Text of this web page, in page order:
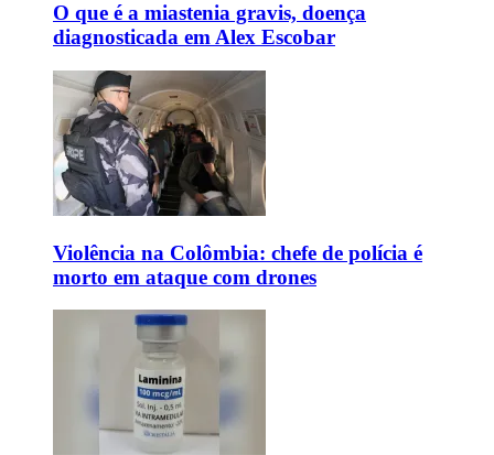
O que é a miastenia gravis, doença
diagnosticada em Alex Escobar
Violência na Colômbia: chefe de polícia é
morto em ataque com drones